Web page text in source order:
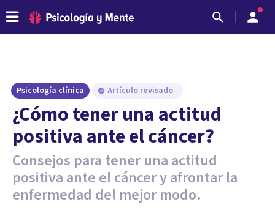
Psicología clínica Artículo revisado
¿Cómo tener una actitud
positiva ante el cáncer?
Consejos para tener una actitud
positiva ante el cáncer y afrontar la
enfermedad del mejor modo.